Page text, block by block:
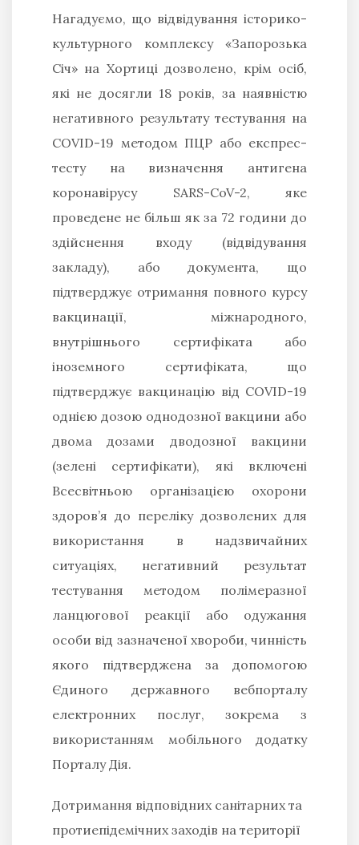
Нагадуємо, що відвідування історико-
культурного комплексу «Запорозька
Січ» на Хортиці дозволено, крім осіб,
які не досягли 18 років, за наявністю
негативного результату тестування на
COVID-19 методом ПЦР або експрес-
тесту на визначення антигена
коронавірусу SARS-CoV-2, яке
проведене не більш як за 72 години до
здійснення входу (відвідування
закладу), або документа, що
підтверджує отримання повного курсу
вакцинації, міжнародного,
внутрішнього сертифіката або
іноземного сертифіката, що
підтверджує вакцинацію від COVID-19
однією дозою однодозної вакцини або
двома дозами дводозної вакцини
(зелені сертифікати), які включені
Всесвітньою організацією охорони
здоров’я до переліку дозволених для
використання в надзвичайних
ситуаціях, негативний результат
тестування методом полімеразної
ланцюгової реакції або одужання
особи від зазначеної хвороби, чинність
якого підтверджена за допомогою
Єдиного державного вебпорталу
електронних послуг, зокрема з
використанням мобільного додатку
Порталу Дія.
Дотримання відповідних санітарних та
протиепідемічних заходів на території